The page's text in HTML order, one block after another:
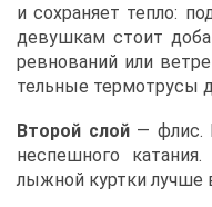
и со­хра­ня­ет теп­ло:
де­вуш­кам сто­ит
рев­но­ва­ний или
тель­ные тер­мот­ру­сы
Вто­рой слой — флис.
неспеш­но­го
лыж­ной курт­ки луч­ше